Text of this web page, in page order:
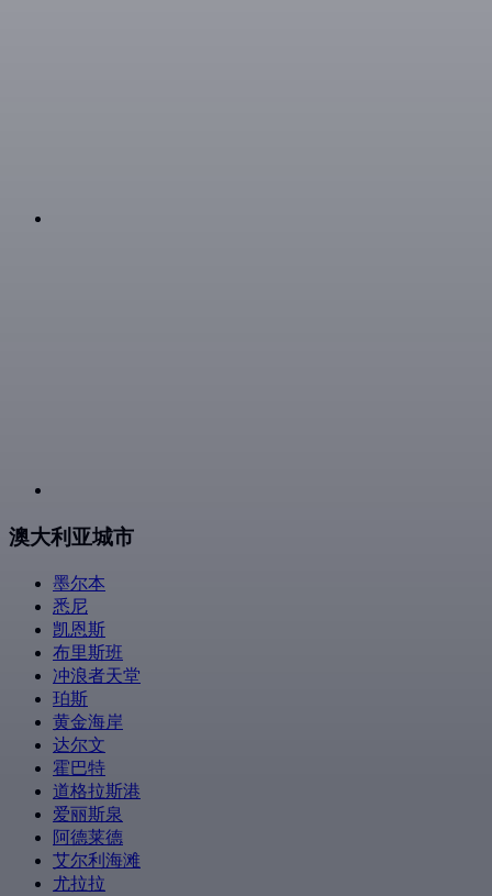
澳大利亚城市
墨尔本
悉尼
凯恩斯
布里斯班
冲浪者天堂
珀斯
黄金海岸
达尔文
霍巴特
道格拉斯港
爱丽斯泉
阿德莱德
艾尔利海滩
尤拉拉